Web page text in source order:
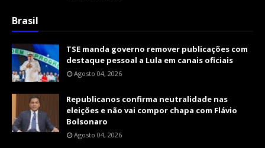
Brasil
TSE manda governo remover publicações com
destaque pessoal a Lula em canais oficiais
Agosto 04, 2026
Republicanos confirma neutralidade nas
eleições e não vai compor chapa com Flávio
Bolsonaro
Agosto 04, 2026